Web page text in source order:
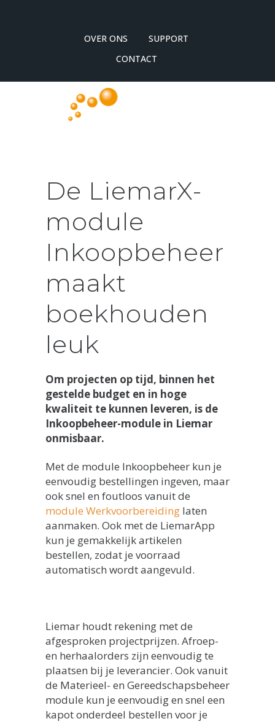
OVER ONS
SUPPORT
CONTACT
De LiemarX-
module
Inkoopbeheer
maakt
boekhouden
leuk
Om projecten op tijd, binnen het
gestelde budget en in hoge
kwaliteit te kunnen leveren, is de
Inkoopbeheer-module in Liemar
onmisbaar.
Met de module Inkoopbeheer kun je
eenvoudig bestellingen ingeven, maar
ook snel en foutloos vanuit de
module Werkvoorbereiding laten
aanmaken. Ook met de LiemarApp
kun je gemakkelijk artikelen
bestellen, zodat je voorraad
automatisch wordt aangevuld.
Liemar houdt rekening met de
afgesproken projectprijzen. Afroep-
en herhaalorders zijn eenvoudig te
plaatsen bij je leverancier. Ook vanuit
de Materieel- en Gereedschapsbeheer
module kun je eenvoudig en snel een
kapot onderdeel bestellen voor je